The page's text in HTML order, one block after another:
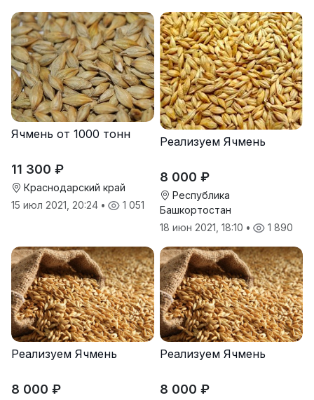
Ячмень от 1000 тонн
11 300 ₽
Краснодарский край
15 июл 2021, 20:24 • 1 051
Реализуем Ячмень
8 000 ₽
Республика
Башкортостан
18 июн 2021, 18:10 • 1 890
Реализуем Ячмень
8 000 ₽
Реализуем Ячмень
8 000 ₽